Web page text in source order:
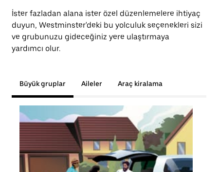
İster fazladan alana ister özel düzenlemelere ihtiyaç
duyun, Westminster'deki bu yolculuk seçenekleri sizi
ve grubunuzu gideceğiniz yere ulaştırmaya
yardımcı olur.
Büyük gruplar Aileler Araç kiralama